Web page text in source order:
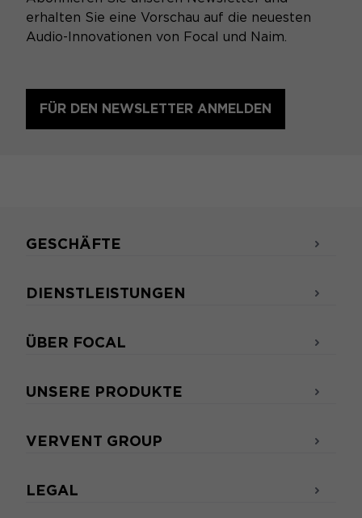
erhalten Sie eine Vorschau auf die neuesten
Audio-Innovationen von Focal und Naim.
FÜR DEN NEWSLETTER ANMELDEN
GESCHÄFTE
DIENSTLEISTUNGEN
ÜBER FOCAL
UNSERE PRODUKTE
VERVENT GROUP
LEGAL